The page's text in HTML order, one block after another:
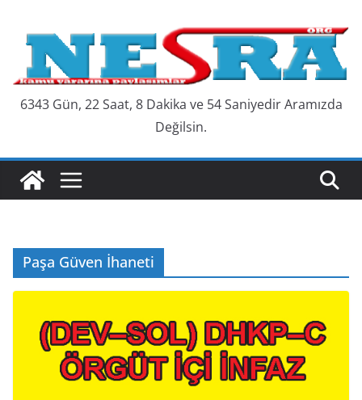
content
6343 Gün, 22 Saat, 8 Dakika ve 55 Saniyedir Aramızda
Değilsin.
Paşa Güven İhaneti